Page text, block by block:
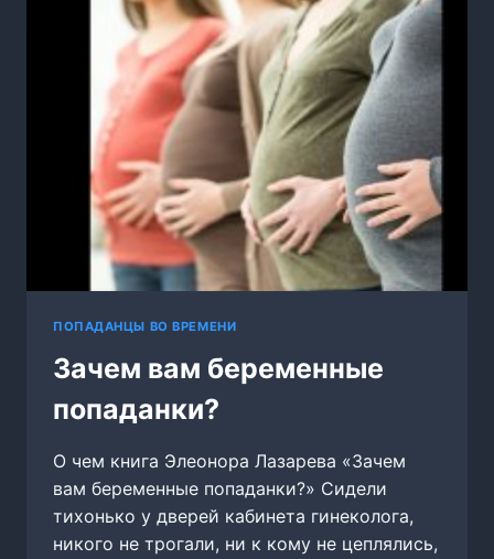
ПОПАДАНЦЫ ВО ВРЕМЕНИ
Зачем вам беременные
попаданки?
О чем книга Элеонора Лазарева «Зачем
вам беременные попаданки?» Сидели
тихонько у дверей кабинета гинеколога,
никого не трогали, ни к кому не цеплялись,